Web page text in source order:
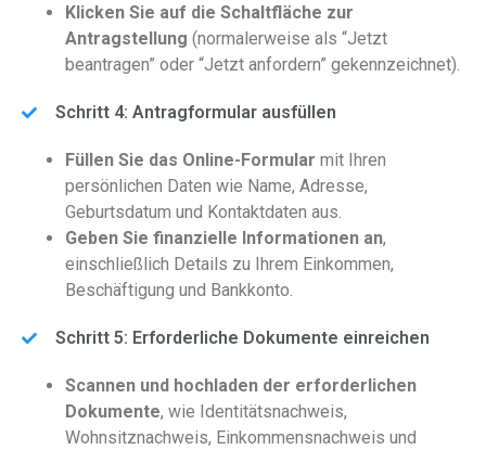
Klicken Sie auf die Schaltfläche zur
Antragstellung (normalerweise als “Jetzt
beantragen” oder “Jetzt anfordern” gekennzeichnet).
Schritt 4: Antragformular ausfüllen
Füllen Sie das Online-Formular mit Ihren
persönlichen Daten wie Name, Adresse,
Geburtsdatum und Kontaktdaten aus.
Geben Sie finanzielle Informationen an,
einschließlich Details zu Ihrem Einkommen,
Beschäftigung und Bankkonto.
Schritt 5: Erforderliche Dokumente einreichen
Scannen und hochladen der erforderlichen
Dokumente, wie Identitätsnachweis,
Wohnsitznachweis, Einkommensnachweis und